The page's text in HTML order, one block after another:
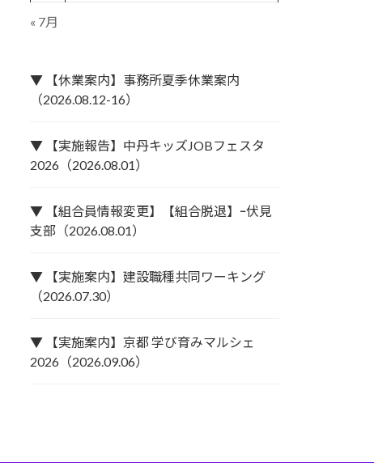
« 7月
▼ 【休業案内】事務所夏季休業案内
（2026.08.12-16）
▼ 【実施報告】中丹キッズJOBフェスタ
2026（2026.08.01）
▼ 【組合員情報変更】【組合脱退】ｰ伏見
支部（2026.08.01）
▼ 【実施案内】建設職種共同ワーキング
（2026.07.30）
▼ 【実施案内】京都 学び育みマルシェ
2026（2026.09.06）